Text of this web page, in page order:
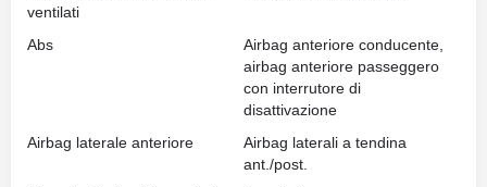
ventilati
Abs
Airbag anteriore conducente,
airbag anteriore passeggero
con interrutore di
disattivazione
Airbag laterale anteriore
Airbag laterali a tendina
ant./post.